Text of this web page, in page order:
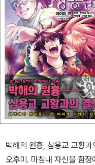
박해의 원흉, 삼용교 교황
오후미. 마침내 자신을 함